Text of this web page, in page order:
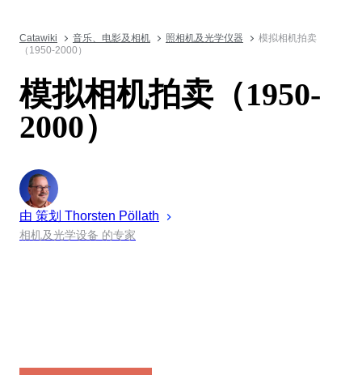
Catawiki 音乐、电影及相机 照相机及光学仪器
模拟相机拍卖
（1950-2000）
模拟相机拍卖（1950-
2000）
由 策划 Thorsten Pöllath
相机及光学设备 的专家